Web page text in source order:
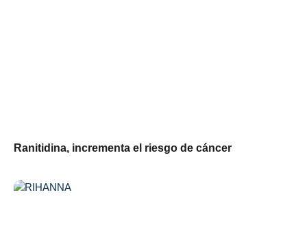
Ranitidina, incrementa el riesgo de cáncer